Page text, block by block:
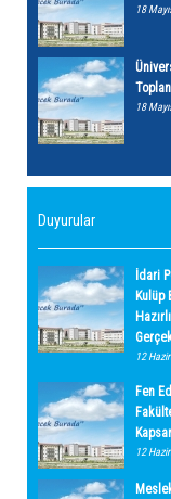
18
18
Duyurular
İdari
Kulüp
12
Fen
12